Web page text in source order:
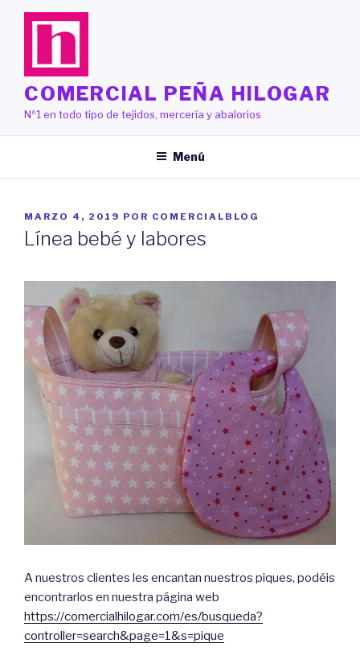
Saltar
COMERCIAL PEÑA HILOGAR
Nº1 en todo tipo de tejidos, mercería y abalorios
Menú
PUBLICADO
EL
MARZO 4, 2019 POR COMERCIALBLOG
Línea bebé y labores
A nuestros clientes les encantan nuestros piques, podéis
encontrarlos en nuestra página web
https://comercialhilogar.com/es/busqueda?
controller=search&page=1&s=pique